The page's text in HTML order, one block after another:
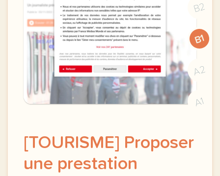
B2
B1
A2
A1
[TOURISME] Proposer
une prestation